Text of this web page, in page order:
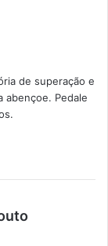
de superação e
abençoe. Pedale